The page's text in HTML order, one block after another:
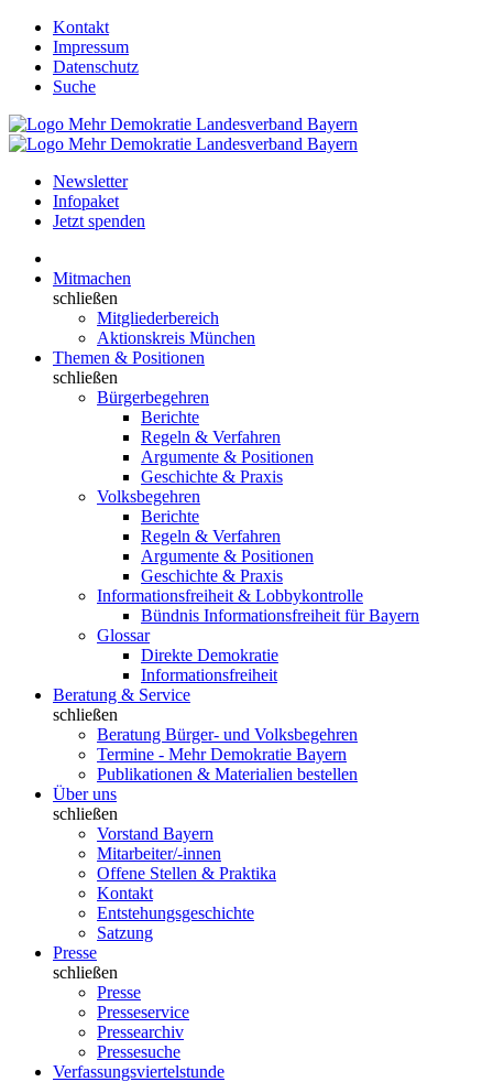
Kontakt
Impressum
Datenschutz
Suche
Newsletter
Infopaket
Jetzt spenden
Mitmachen
schließen
Mitgliederbereich
Aktionskreis München
Themen & Positionen
schließen
Bürgerbegehren
Berichte
Regeln & Verfahren
Argumente & Positionen
Geschichte & Praxis
Volksbegehren
Berichte
Regeln & Verfahren
Argumente & Positionen
Geschichte & Praxis
Informationsfreiheit & Lobbykontrolle
Bündnis Informationsfreiheit für Bayern
Glossar
Direkte Demokratie
Informationsfreiheit
Beratung & Service
schließen
Beratung Bürger- und Volksbegehren
Termine - Mehr Demokratie Bayern
Publikationen & Materialien bestellen
Über uns
schließen
Vorstand Bayern
Mitarbeiter/-innen
Offene Stellen & Praktika
Kontakt
Entstehungsgeschichte
Satzung
Presse
schließen
Presse
Presseservice
Pressearchiv
Pressesuche
Verfassungsviertelstunde